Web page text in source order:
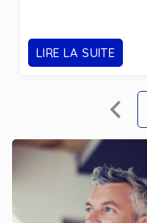
LIRE LA SUITE